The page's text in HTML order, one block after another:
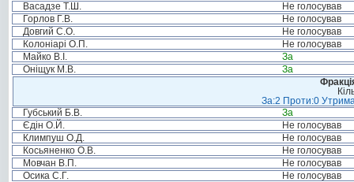
Васадзе Т.Ш.
Не голосував
Горлов Г.В.
Не голосував
Довгий С.О.
Не голосував
Колоніарі О.П.
Не голосував
Майко В.І.
За
Оніщук М.В.
За
За:2 Проти:0
Губський Б.В.
За
Єдін О.Й.
Не голосував
Климпуш О.Д.
Не голосував
Косьяненко О.В.
Не голосував
Мовчан В.П.
Не голосував
Осика С.Г.
Не голосував